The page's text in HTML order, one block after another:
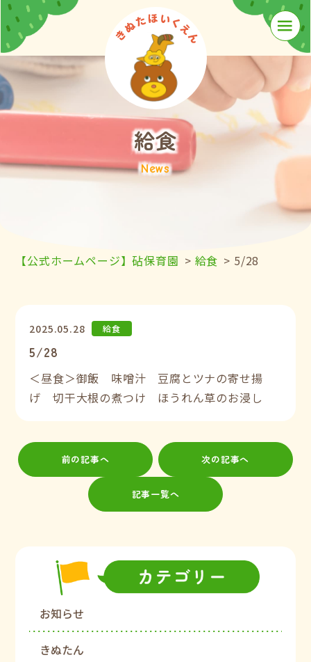
≡
給食
News
【公式ホームページ】砧保育園 > 給食 > 5/28
2025.05.28 給食
5/28
＜昼食＞御飯 味噌汁 豆腐とツナの寄せ揚
げ 切干大根の煮つけ ほうれん草のお浸し
前の記事へ
記事一覧へ
次の記事へ
お知らせ
きぬたん